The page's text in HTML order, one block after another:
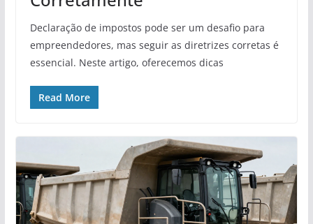
Declaração de impostos pode ser um desafio para
empreendedores, mas seguir as diretrizes corretas é
essencial. Neste artigo, oferecemos dicas
Read More